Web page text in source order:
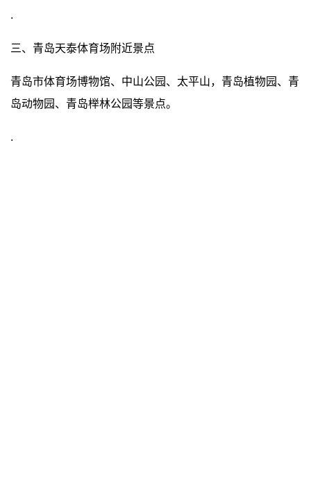
.
三、青岛天泰体育场附近景点
青岛市体育场博物馆、中山公园、太平山，青岛植物园、青
岛动物园、青岛榉林公园等景点。
.